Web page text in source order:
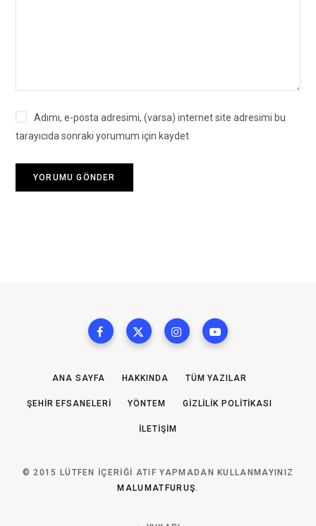
Adımı, e-posta adresimi, (varsa) internet site adresimi bu
tarayıcıda sonraki yorumum için kaydet
ANA SAYFA HAKKINDA TÜM YAZILAR
ŞEHIR EFSANELERI YÖNTEM GIZLILIK POLITIKASI
İLETIŞIM
© 2015 LÜTFEN IÇERIĞI ATIF YAPMADAN KULLANMAYINIZ
MALUMATFURUŞ